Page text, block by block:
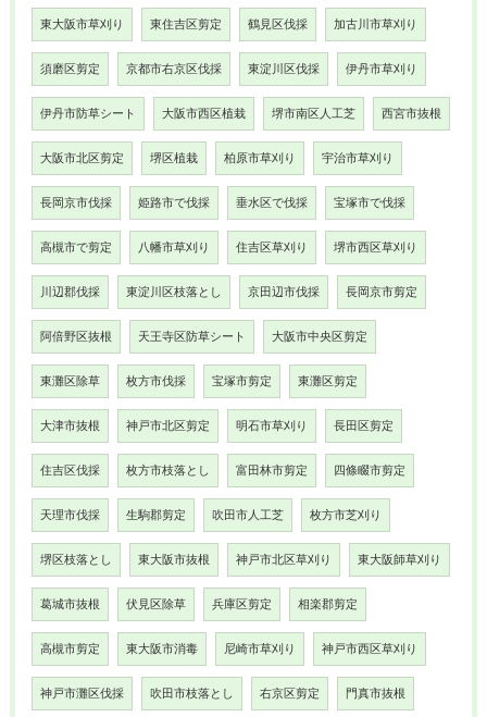
東大阪市草刈り 東住吉区剪定 鶴見区伐採 加古川市草刈り
須磨区剪定 京都市右京区伐採 東淀川区伐採 伊丹市草刈り
伊丹市防草シート 大阪市西区植栽 堺市南区人工芝 西宮市抜根
大阪市北区剪定 堺区植栽 柏原市草刈り 宇治市草刈り
長岡京市伐採 姫路市で伐採 垂水区で伐採 宝塚市で伐採
高槻市で剪定 八幡市草刈り 住吉区草刈り 堺市西区草刈り
川辺郡伐採 東淀川区枝落とし 京田辺市伐採 長岡京市剪定
阿倍野区抜根 天王寺区防草シート 大阪市中央区剪定
東灘区除草 枚方市伐採 宝塚市剪定 東灘区剪定
大津市抜根 神戸市北区剪定 明石市草刈り 長田区剪定
住吉区伐採 枚方市枝落とし 富田林市剪定 四條畷市剪定
天理市伐採 生駒郡剪定 吹田市人工芝 枚方市芝刈り
堺区枝落とし 東大阪市抜根 神戸市北区草刈り 東大阪師草刈り
葛城市抜根 伏見区除草 兵庫区剪定 相楽郡剪定
高槻市剪定 東大阪市消毒 尼崎市草刈り 神戸市西区草刈り
神戸市灘区伐採 吹田市枝落とし 右京区剪定 門真市抜根